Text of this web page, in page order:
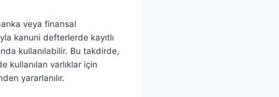
veya finansal
kanuni defterlerde kayıtlı
kullanılabilir. Bu takdirde,
kullanılan varlıklar için
yararlanılır.